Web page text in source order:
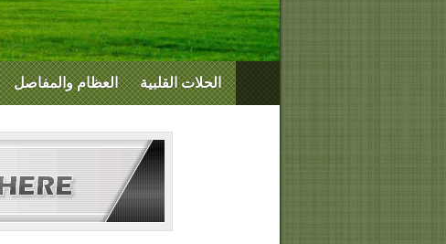
الحلات القلبية العظام والمفاصل